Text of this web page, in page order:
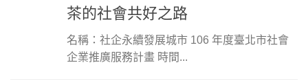
茶的社會共好之路
名稱：社企永續發展城市 106 年度臺北市社會
企業推廣服務計畫 時間...